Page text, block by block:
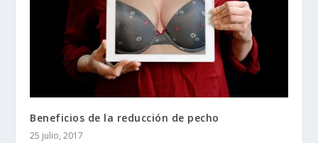
Beneficios de la reducción de pecho
25 julio, 2017